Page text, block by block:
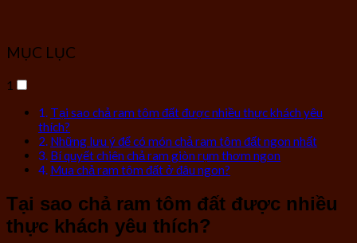
MỤC LỤC
1
Tại sao chả ram tôm đất được nhiều thực khách yêu
thích?
Những lưu ý để có món chả ram tôm đất ngon nhất
Bí quyết chiên chả ram giòn rụm thơm ngon
Mua chả ram tôm đất ở đâu ngon?
Tại sao chả ram tôm đất được nhiều
thực khách yêu thích?